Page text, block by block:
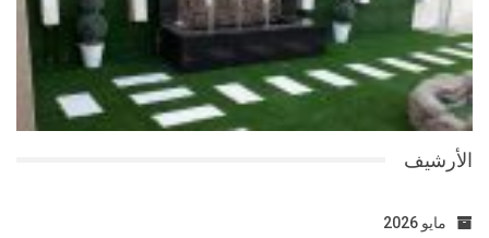
الأرشيف
مايو 2026